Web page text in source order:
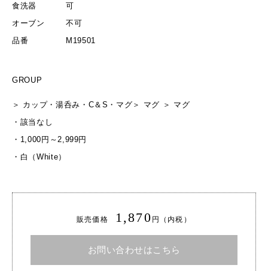
食洗器
可
オーブン
不可
品番
M19501
GROUP
＞ カップ・湯呑み・C＆S・マグ ＞ マグ ＞ マグ
・ 該当なし
・ 1,000円～2,999円
・ 白（White）
販売価格 1,870 円（内税）
お問い合わせはこちら